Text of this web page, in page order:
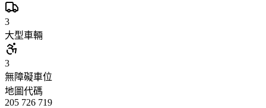
3
大型車輛
3
無障礙車位
地圖代碼
205 726 719